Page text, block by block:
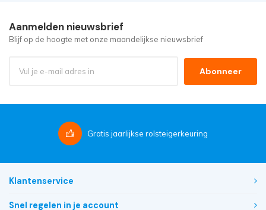
Aanmelden nieuwsbrief
Blijf op de hoogte met onze maandelijkse nieuwsbrief
Abonneer
Gratis jaarlijkse rolsteigerkeuring
Klantenservice
Snel regelen in je account